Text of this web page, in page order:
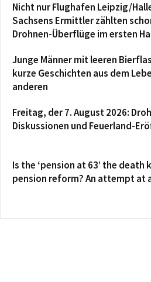
Nicht nur Flughafen Leipzig/
Sachsens Ermittler zählten
Drohnen-Überflüge im ersten
Junge Männer mit leeren
kurze Geschichten aus dem
anderen
Freitag, der 7. August 2026:
Diskussionen und Feuerland-
Is the ‘pension at 63’ the death
pension reform? An attempt at